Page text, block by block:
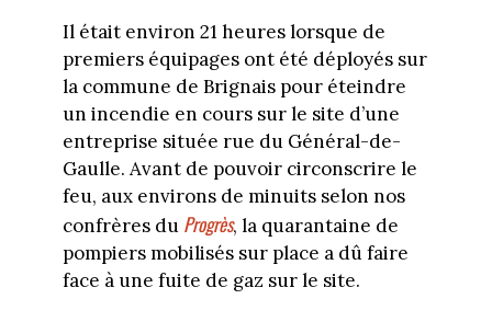
Il était environ 21 heures lorsque de
premiers équipages ont été déployés sur
la commune de Brignais pour éteindre
un incendie en cours sur le site d’une
entreprise située rue du Général-de-
Gaulle. Avant de pouvoir circonscrire le
feu, aux environs de minuits selon nos
confrères du Progrès, la quarantaine de
pompiers mobilisés sur place a dû faire
face à une fuite de gaz sur le site.